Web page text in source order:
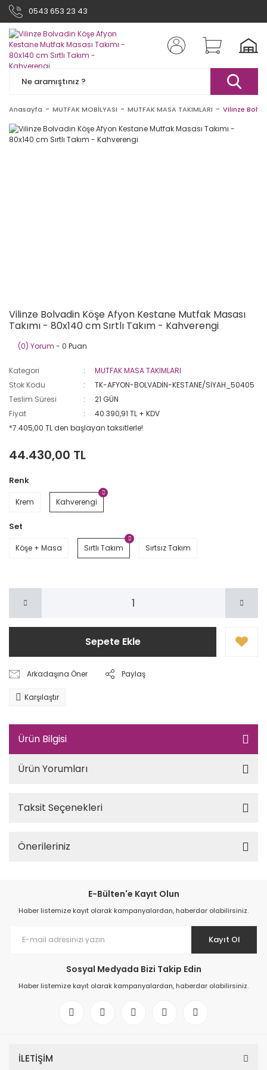
0543 653 23 43
Anasayfa MUTFAK MOBİLYASI MUTFAK MASA TAKIMLARI Vilinze
Vilinze Bolvadin Köşe Afyon Kestane Mutfak Masası
Takımı - 80x140 cm Sırtlı Takım - Kahverengi
(0) Yorum - 0 Puan
Kategori
MUTFAK MASA TAKIMLARI
Stok Kodu
TK-AFYON-BOLVADİN-KESTANE/SİYAH_50405
Teslim Süresi
21 GÜN
Fiyat
40.390,91 TL + KDV
*7.405,00 TL den başlayan taksitlerle!
44.430,00 TL
Renk
Krem Kahverengi
Set
Köşe + Masa Sırtlı Takım Sırtsız Takım
Sepete Ekle
Arkadaşına Öner Paylaş
Karşılaştır
Ürün Bilgisi
Ürün Yorumları
Taksit Seçenekleri
Önerileriniz
E-Bülten'e Kayıt Olun
Haber listemize kayıt olarak kampanyalardan, haberdar olabilirsiniz.
Kayıt Ol
Sosyal Medyada Bizi Takip Edin
Haber listemize kayıt olarak kampanyalardan, haberdar olabilirsiniz.
İLETİŞİM